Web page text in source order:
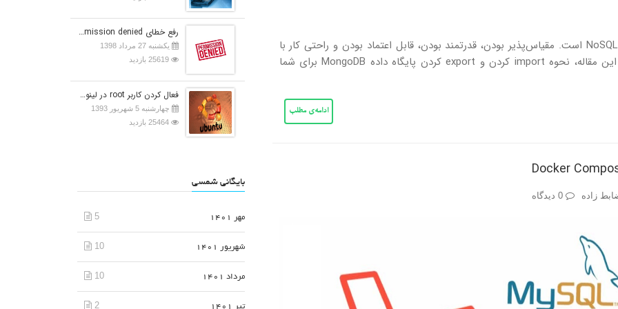
MongoDB، یکی از محبوب‌ترین موتورهای پایگاه داده NoSQL است. مقیاس‌پذیر بودن، قدرتمند بودن، قابل اعتماد بودن و راحتی کار با
آن، جزو ویژگی‌های بارز این ابزار پایگاه داده است. در این مقاله، نحوه import کردن و export کردن پایگاه داده MongoDB برای شما
ادامه‌ی مطلب
زاده
رفع خطای Permission denied در اوبونتو
یکشنبه 27 مرداد 1398
25619 بازدید
فعال کردن کاربر root در لینوکس اوبونتو
چهارشنبه 5 شهریور 1393
25464 بازدید
بایگانی شمسی
مهر 1401 5
شهریور 1401 10
مرداد 1401 10
تیر 1401 2